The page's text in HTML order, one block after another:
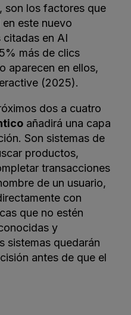
son los factores que
este nuevo
citadas en AI
más de clics
aparecen en ellos,
(2025).
dos a cuatro
añadirá una capa
Son sistemas de
productos,
transacciones
de un usuario,
con
que no estén
y
sistemas quedarán
antes de que el